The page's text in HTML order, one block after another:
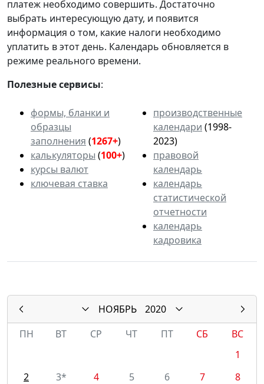
платеж необходимо совершить. Достаточно
выбрать интересующую дату, и появится
информация о том, какие налоги необходимо
уплатить в этот день. Календарь обновляется в
режиме реального времени.
Полезные сервисы:
формы, бланки и
образцы
заполнения (1267+)
калькуляторы (100+)
курсы валют
ключевая ставка
производственные
календари (1998-
2023)
правовой
календарь
календарь
статистической
отчетности
календарь
кадровика
НОЯБРЬ
2020
ПН
ВТ СР ЧТ ПТ СБ
ВС
1
2
3* 4 5 6 7
8